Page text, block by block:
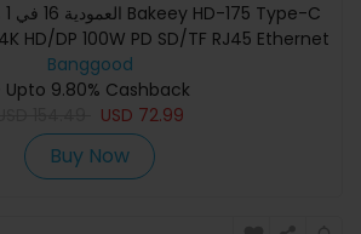
للهاتف وال
Banggood
Upto 9.80% Cashback
USD 72.99
Buy Now